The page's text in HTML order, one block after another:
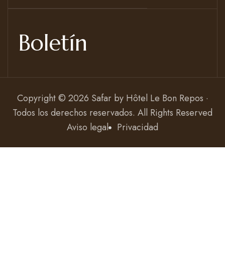
Boletín
Copyright © 2026 Safar by Hôtel Le Bon Repos ·
Todos los derechos reservados. All Rights Reserved
Aviso legal
Privacidad